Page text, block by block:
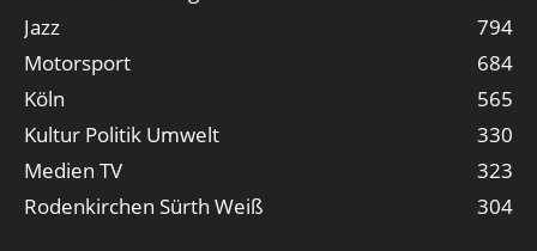
Jazz
794
Motorsport
684
Köln
565
Kultur Politik Umwelt
330
Medien TV
323
Rodenkirchen Sürth Weiß
304